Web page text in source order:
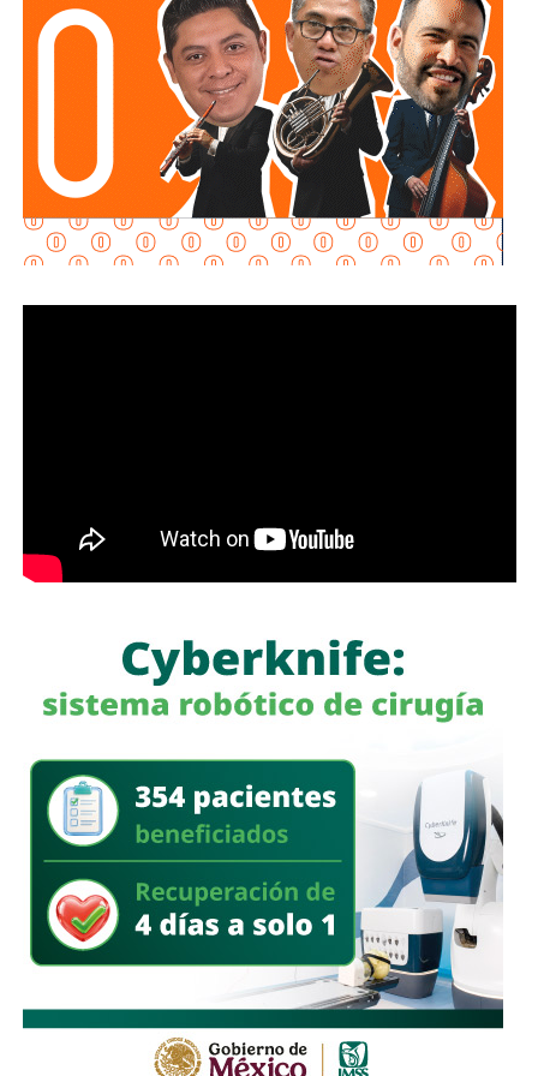
Son esas páginas que escriben sincronizadas como si
les mandaran guión. No usan método periodístico, usan
adjetivos, conjeturas y afirmaciones sin comprobar.Ellos
no quieren informar: quieren atacar sin honor,todos
conocemos a alguno y todos sabemos que esascañerías
de publicaciones tienen sus villanos favoritos y sus
mecenas invisibles(entre comillas, subrayado y en
rojo…no son invisibles aunque así lo crean)
la cobardía.
A esa revisión le vamos a llamarEl Graznido del Pato. No
para darles importancia —lo último que merecen— sino
para lo contrario: para que al menos
mi Culto Público y el
círculo rojo de este estado distinga a esos como lo
que son y lo poco que valen. Desestimarlos es justo.
Si algún dueño, patrocinador o autor escondido de estas
quiere reclamar algo, el trámite es
bien simple:quitarse la máscara.Hablar de frente y
hacerse responsable de sus publicaciones de manera
Los espero, yo no tengo prisa, confío en su
Además la disposición también señala que las personas
conductoras deberán cumplir con las demás medidas de
seguridad previstas en la legislación estatal.
La diputada Brisseire Sánchez López, explicó que
mantener las luces encendidas permite incrementar
la visibilidad de las motocicletas ante otros usuarios
de la vía, debido a que por sus dimensiones pueden ser
menos perceptibles que otros vehículos, particularmente
La legisladora destacó que, la Ley General de Movilidad y
Seguridad Vial establece la obligación de las autoridades
competentes de implementar medidas preventivas
en la mayor medida posible, la protección de la vida y la
integridad física de las personas durante sus
desplazamientos por las vías públicas.
Con la reforma aprobada, el marco regulatorio estatal
seguridad de quienes utilizan motocicletas y